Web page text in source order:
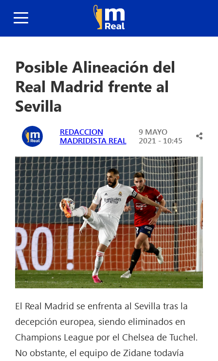
Posible Alineación del
Real Madrid frente al
Sevilla
REDACCION
MADRIDISTA REAL
9 MAYO
2021 - 10:45
El Real Madrid se enfrenta al Sevilla tras la
decepción europea, siendo eliminados en
Champions League por el Chelsea de Tuchel.
No obstante, el equipo de Zidane todavía